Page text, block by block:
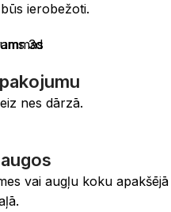
ierobežoti.
nes dārzā.
vai augļu koku apakšējā